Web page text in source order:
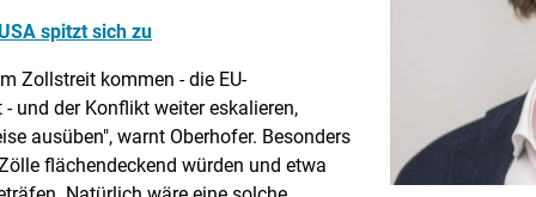
spitzt sich zu
Zollstreit kommen - die EU-
und der Konflikt weiter eskalieren,
ausüben", warnt Oberhofer. Besonders
flächendeckend würden und etwa